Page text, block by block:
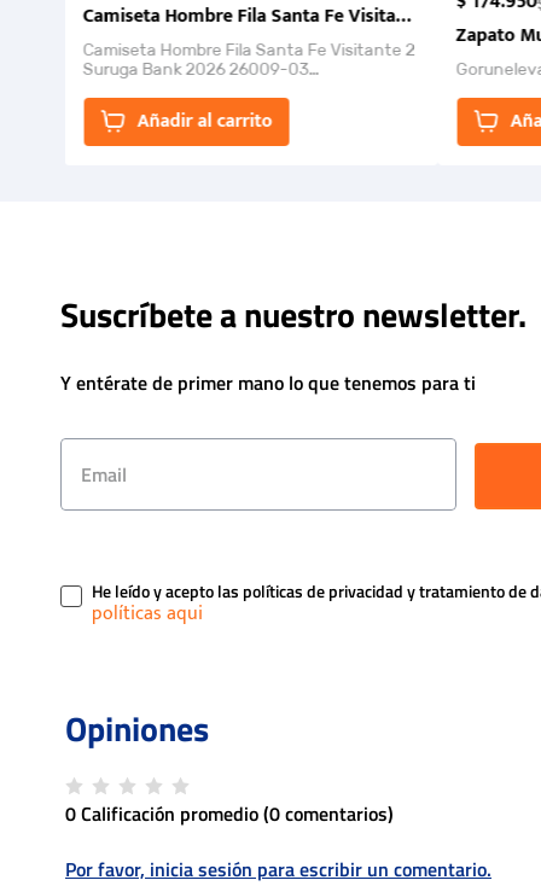
Camiseta Hombre Fila Santa Fe Visitante 2 Suruga
Camiseta Hombre Fila Santa Fe Visitante 2
Suruga Bank 2026 26009-03
la Et...
Añadir al carrito
Zapato
Suscríbete a nuestro newsletter.
Y entérate de primer mano lo que tenemos para ti
He leído y acepto las políticas de privacidad y tratamiento de
0 Calificación promedio(0 comentarios)
Por favor, inicia sesión para escribir un comentario.